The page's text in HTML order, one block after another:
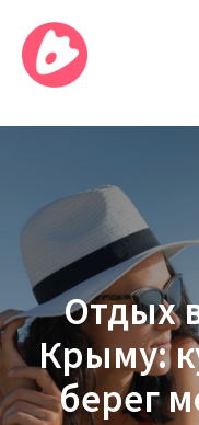
Отдых
Крыму:
берег